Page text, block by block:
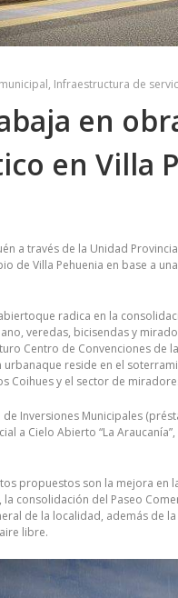
, Infraestructura de
en
en Villa
a través de la Unidad
de Villa Pehuenia en base a
radica en la
veredas, bicisendas y
Centro de Convenciones
reside en el
Coihues y el sector de
Inversiones Municipales
a Cielo Abierto “La
propuestos son la mejora
consolidación del Paseo
de la localidad, además de
libre.